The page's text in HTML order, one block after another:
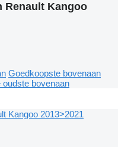
Renault Kangoo
Goedkoopste bovenaan
oudste bovenaan